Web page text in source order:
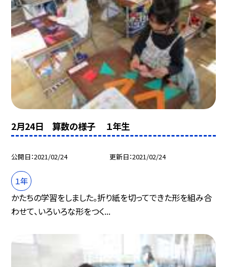
2月24日 算数の様子 １年生
公開日 2021/02/24 更新日 2021/02/24
１年
かたちの学習をしました。折り紙を切ってできた形を組み合
わせて、いろいろな形をつく...